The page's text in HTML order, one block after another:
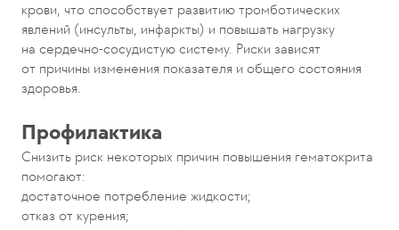
крови, что способствует развитию тромботических
явлений (инсульты, инфаркты) и повышать нагрузку
на сердечно-сосудистую систему. Риски зависят
от причины изменения показателя и общего состояния
здоровья.
Профилактика
Снизить риск некоторых причин повышения гематокрита
помогают:
достаточное потребление жидкости;
отказ от курения;